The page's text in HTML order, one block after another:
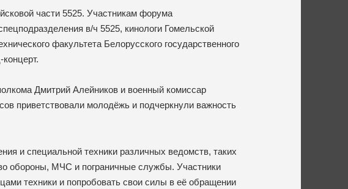
части 5525. Участникам форума
в/ч 5525, кинологи Гомельской
факультета Белорусского государственного
Дмитрий Алейников и военный комиссар
приветствовали молодёжь и подчеркнули важность
и специальной техники различных ведомств, таких
обороны, МЧС и пограничные службы. Участники
техники и попробовать свои силы в её обращении